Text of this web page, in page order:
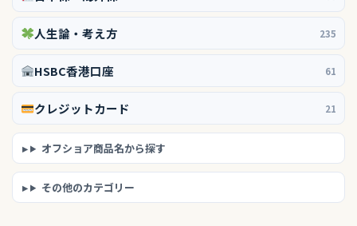
人生論・考え方 235
HSBC香港口座 61
クレジットカード 21
オフショア商品名から探す
その他のカテゴリー